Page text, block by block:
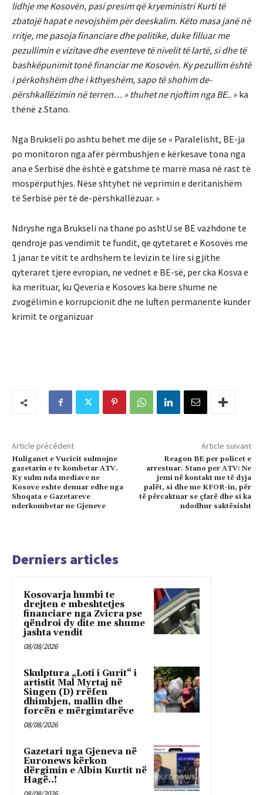
lidhje me Kosovën, pasi presim që kryeministri Kurti të
zbatojë hapat e nevojshëm për deeskalim. Këto masa janë në
rritje, me pasoja financiare dhe politike, duke filluar me
pezullimin e vizitave dhe eventeve të nivelit të lartë, si dhe të
bashkëpunimit tonë financiar me Kosovën. Ky pezullim është
i përkohshëm dhe i kthyeshëm, sapo të shohim de-
përshkallëzimin në terren… » thuhet ne njoftim nga BE.. » ka
thënë z.Stano.
Nga Brukseli po ashtu behet me dije se « Paralelisht, BE-ja
po monitoron nga afër përmbushjen e kërkesave tona nga
ana e Serbisë dhe është e gatshme të marrë masa në rast të
mospërputhjes. Nëse shtyhet në veprimin e deritanishëm
të Serbisë për të de-përshkallëzuar. »
Ndryshe nga Brukseli na thane po ashtU se BE vazhdone te
qendroje pas vendimit te fundit, qe qytetaret e Kosovës me
1 janar te vitit te ardhshem te levizin te lire si gjithe
qyteraret tjere evropian, ne vednet e BE-së, per cka Kosva e
ka merituar, ku Qeveria e Kosoves ka bere shume ne
zvogëlimin e korrupcionit dhe ne luften permanente kunder
krimit te organizuar
Article précédent
Huliganet e Vucicit sulmojne
gazetarin e tv kombetar ATV.
Ky sulm nda mediave ne
Kosove eshte denuar edhe nga
Shoqata e Gazetareve
nderkombetar ne Gjeneve
Article suivant
Reagon BE per policet e
arrestuar. Stano per ATV: Ne
jemi në kontakt me të dyja
palët, si dhe me KFOR-in, për
të përcaktuar se çfarë dhe si ka
ndodhur saktësisht
Derniers articles
Kosovarja humbi te
drejten e mbeshtetjes
financiare nga Zvicra pse
qëndroi dy dite me shume
jashta vendit
08/08/2026
Skulptura „Loti i Gurit“ i
artistit Mal Myrtaj në
Singen (D) rrëfen
dhimbjen, mallin dhe
forcën e mërgimtarëve
08/08/2026
Gazetari nga Gjeneva në
Euronews kërkon
dërgimin e Albin Kurtit në
Hagë..!